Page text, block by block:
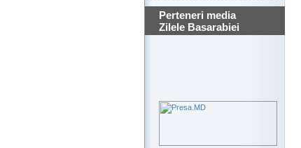
Perteneri media
Zilele Basarabiei